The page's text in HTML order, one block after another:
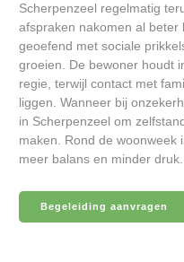
Scherpenzeel regelmatig
afspraken nakomen al beter
geoefend met sociale
groeien. De bewoner houdt
regie, terwijl contact met
liggen. Wanneer bij
in Scherpenzeel om
maken. Rond de woonweek
meer balans en minder druk.
Begeleiding aanvragen